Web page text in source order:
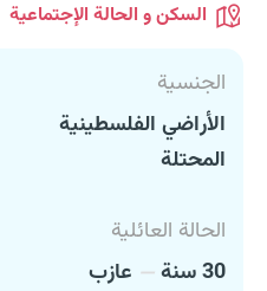
السكن و الحالة الإجتماعية
الجنسية
الأراضي الفلسطينية
المحتلة
الحالة العائلية
30 سنة
عازب